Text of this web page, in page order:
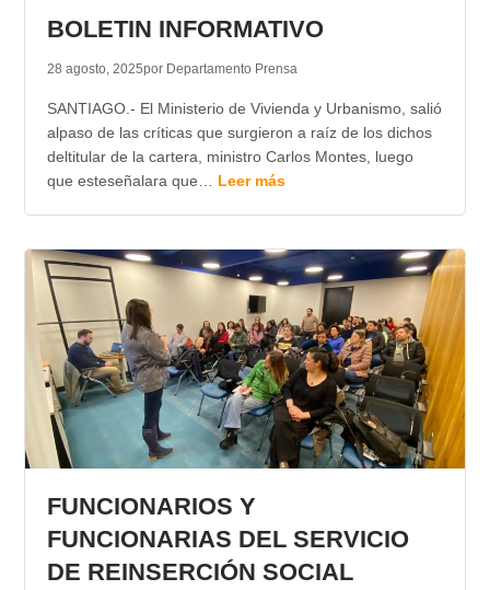
BOLETIN INFORMATIVO
28 agosto, 2025por Departamento Prensa
SANTIAGO.- El Ministerio de Vivienda y Urbanismo, salió
alpaso de las críticas que surgieron a raíz de los dichos
deltitular de la cartera, ministro Carlos Montes, luego
que esteseñalara que… Leer más
FUNCIONARIOS Y
FUNCIONARIAS DEL SERVICIO
DE REINSERCIÓN SOCIAL